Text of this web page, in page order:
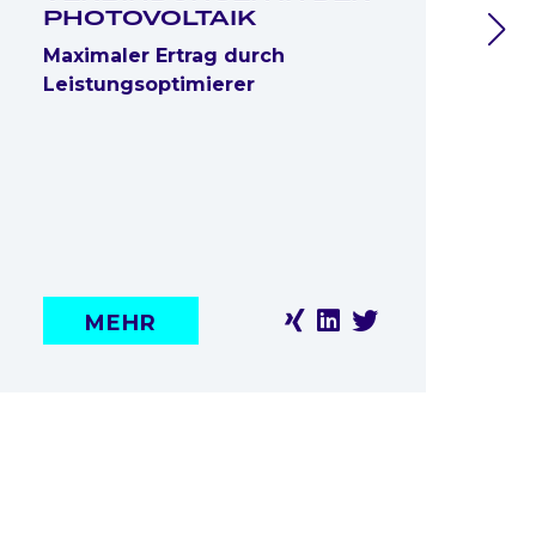
PHOTOVOLTAIK
Maximaler Ertrag durch
Leistungsoptimierer
MEHR